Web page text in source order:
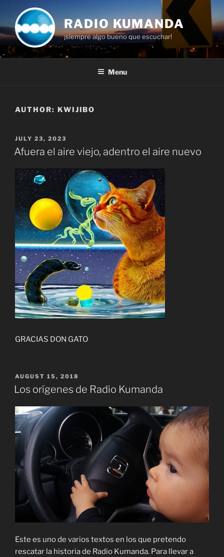
content
RADIO KUMANDA
¡siempre algo bueno que escuchar!
Menu
AUTHOR: KWIJIBO
POSTED
ON
JULY 23, 2023
Afuera el aire viejo, adentro el aire nuevo
GRACIAS DON GATO
POSTED
ON
AUGUST 15, 2018
Los orígenes de Radio Kumanda
Este es uno de varios textos en los que pretendo
rescatar la historia de Radio Kumanda. Para llevar a